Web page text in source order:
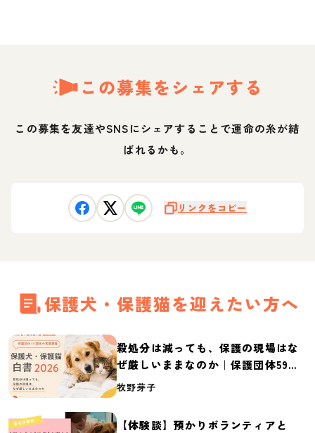
この募集をシェアする
この募集を友達やSNSにシェアすることで運命の糸が結
ばれるかも。
リンクをコピー
保護犬・保護猫を迎えたい方へ
殺処分は減っても、保護の現場はな
ぜ厳しいままなのか｜保護団体59団
体の実態調査【保護犬・保護猫白書
牧野芽子
【体験談】預かりボランティアと